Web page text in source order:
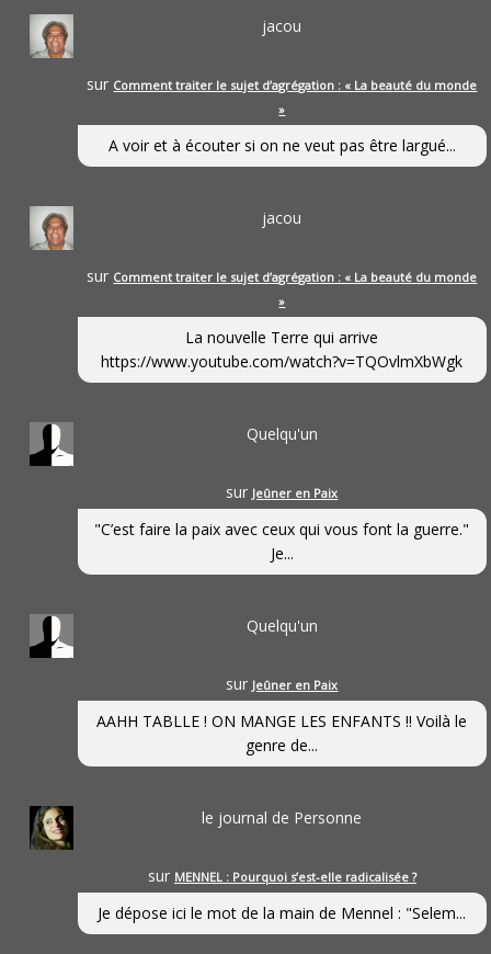
jacou
sur Comment traiter le sujet d’agrégation : « La beauté du monde
»
A voir et à écouter si on ne veut pas être largué...
jacou
sur Comment traiter le sujet d’agrégation : « La beauté du monde
»
La nouvelle Terre qui arrive
https://www.youtube.com/watch?v=TQOvlmXbWgk
Quelqu'un
sur Jeûner en Paix
"C’est faire la paix avec ceux qui vous font la guerre."
Je...
Quelqu'un
sur Jeûner en Paix
AAHH TABLLE ! ON MANGE LES ENFANTS !! Voilà le
genre de...
le journal de Personne
sur MENNEL : Pourquoi s’est-elle radicalisée ?
Je dépose ici le mot de la main de Mennel : "Selem...